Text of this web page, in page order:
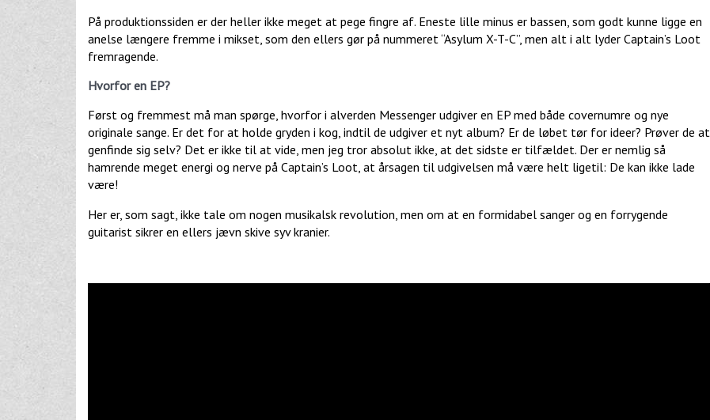
På produktionssiden er der heller ikke meget at pege fingre af. Eneste lille minus er bassen, som godt kunne ligge en
anelse længere fremme i mikset, som den ellers gør på nummeret “Asylum X-T-C”, men alt i alt lyder Captain’s Loot
fremragende.
Hvorfor en EP?
Først og fremmest må man spørge, hvorfor i alverden Messenger udgiver en EP med både covernumre og nye
originale sange. Er det for at holde gryden i kog, indtil de udgiver et nyt album? Er de løbet tør for ideer? Prøver de at
genfinde sig selv? Det er ikke til at vide, men jeg tror absolut ikke, at det sidste er tilfældet. Der er nemlig så
hamrende meget energi og nerve på Captain’s Loot, at årsagen til udgivelsen må være helt ligetil: De kan ikke lade
være!
Her er, som sagt, ikke tale om nogen musikalsk revolution, men om at en formidabel sanger og en forrygende
guitarist sikrer en ellers jævn skive syv kranier.